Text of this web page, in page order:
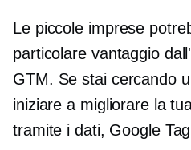
Le piccole imprese
particolare vantaggio
GTM. Se stai cercando
iniziare a migliorare la
tramite i dati, Google